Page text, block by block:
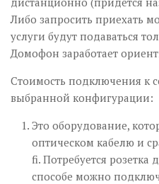
Либо запросить приехать
услуги будут подаваться
Домофон заработает
Стоимость подключения к
выбранной конфигурации:
Это оборудование,
оптическом кабелю и
fi. Потребуется
способе можно